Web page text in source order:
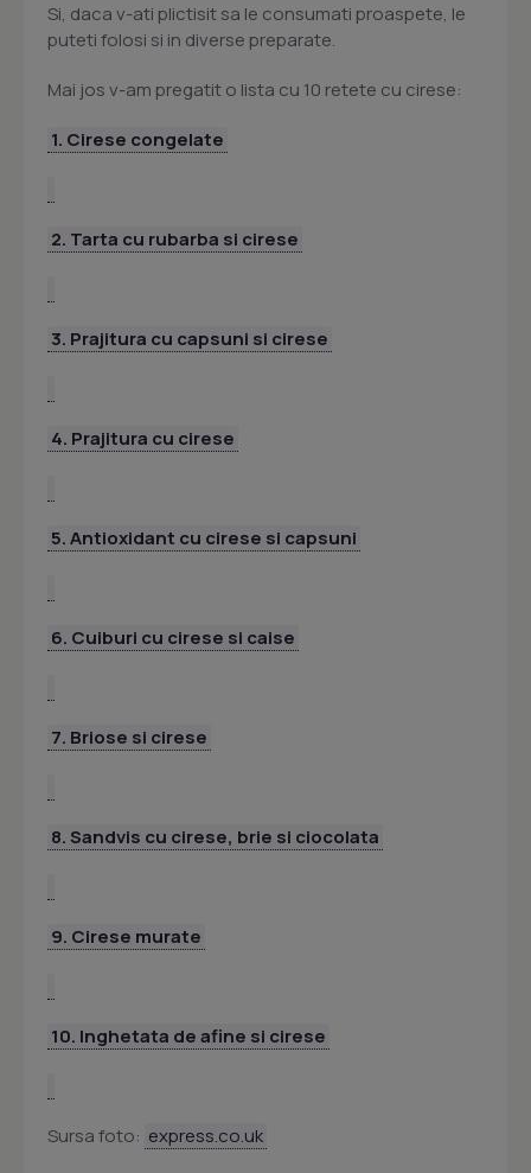
Si, daca v-ati plictisit sa le consumati proaspete, le
puteti folosi si in diverse preparate.
Mai jos v-am pregatit o lista cu 10 retete cu cirese:
1. Cirese congelate
2. Tarta cu rubarba si cirese
3. Prajitura cu capsuni si cirese
4. Prajitura cu cirese
5. Antioxidant cu cirese si capsuni
6. Cuiburi cu cirese si caise
7. Briose si cirese
8. Sandvis cu cirese, brie si ciocolata
9. Cirese murate
10. Inghetata de afine si cirese
Sursa foto: express.co.uk